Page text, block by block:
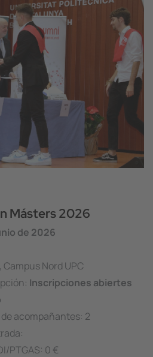
Másters 2026
de 2026
Nord UPC
Inscripciones abiertes
acompañantes: 2
PTGAS: 0 €